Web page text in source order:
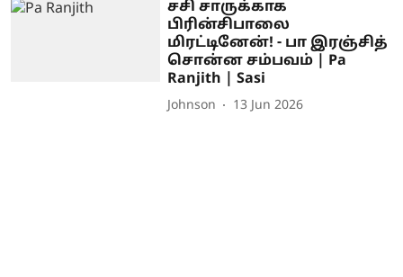
சசி சாருக்காக
பிரின்சிபாலை
மிரட்டினேன்! - பா இரஞ்சித்
சொன்ன சம்பவம் | Pa
Ranjith | Sasi
Johnson 13 Jun 2026